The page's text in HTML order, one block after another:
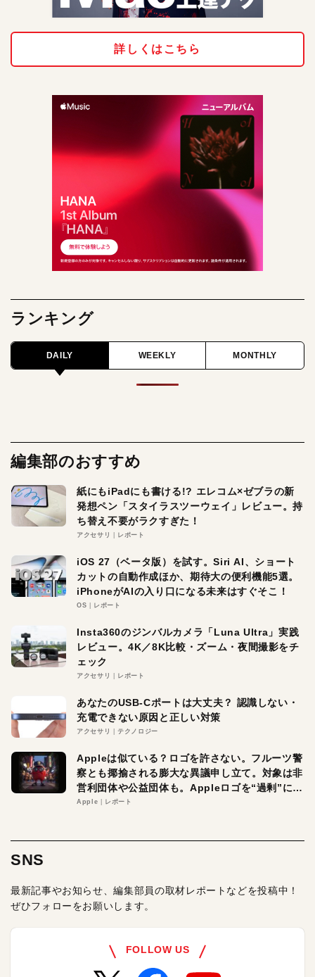
詳しくはこちら
ランキング
DAILY WEEKLY MONTHLY
編集部のおすすめ
紙にもiPadにも書ける!? エレコム×ゼブラの新
発想ペン「スタイラスツーウェイ」レビュー。持
ち替え不要がラクすぎた！
アクセサリ レポート
iOS 27（ベータ版）を試す。Siri AI、ショート
カットの自動作成ほか、期待大の便利機能5選。
iPhoneがAIの入り口になる未来はすぐそこ！
OS レポート
Insta360のジンバルカメラ「Luna Ultra」実践
レビュー。4K／8K比較・ズーム・夜間撮影をチ
ェック
アクセサリ レポート
あなたのUSB-Cポートは大丈夫？ 認識しない・
充電できない原因と正しい対策
アクセサリ テクノロジー
Appleは似ている？ロゴを許さない。フルーツ警
察とも揶揄される膨大な異議申し立て。対象は非
営利団体や公益団体も。Appleロゴを“過剰”に守
る理由とは
Apple レポート
SNS
最新記事やお知らせ、編集部員の取材レポートなどを投稿中！
ぜひフォローをお願いします。
FOLLOW US